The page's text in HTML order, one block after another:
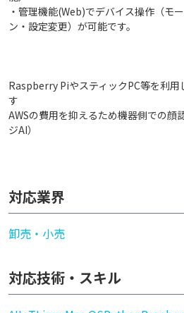
・管理機能(Web)でデバイス操作（モ
ン・設定変更）が可能です。
Raspberry PiやスティックPC等を利用
す
AWSの費用を抑えるため機器側での顔
ジAI）
対応業界
卸売・小売
対応技術・スキル